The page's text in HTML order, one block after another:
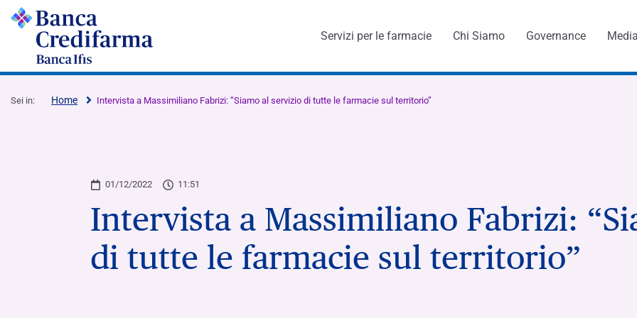
Servizi per le farmacie
Conti Correnti, Incassi e Pagamenti
Finanziamenti
Finanziamenti a breve termine
Finanziamenti a medio-lungo termine
Chi Siamo Governance
Assemblea degli Azionisti
Archivio documenti assemblee Banca
Archivio documenti assemblee Farbanca
Media
Sei in: Home Intervista a Massimiliano Fabrizi: “Siamo al servizio di tutte le farmacie sul territorio”
01/12/2022 11:51
Intervista a Massimiliano Fabrizi:
di tutte le farmacie sul territorio”